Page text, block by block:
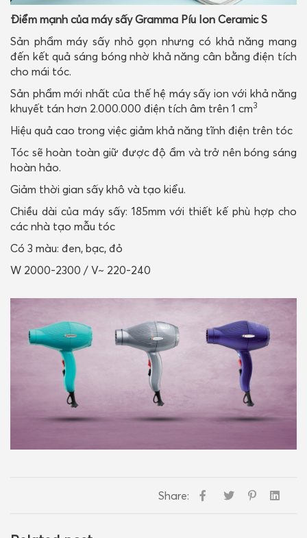
Điểm mạnh của máy sấy Gramma Píu Ion Ceramic S
Sản phẩm máy sấy nhỏ gọn nhưng có khả năng mang
đến kết quả sáng bóng nhờ khả năng cân bằng điện tích
cho mái tóc.
Sản phẩm mới nhất của thế hệ máy sấy ion với khả năng
khuyết tán hơn 2.000.000 điện tích âm trên 1 cm3
Hiệu quả cao trong việc giảm khả năng tĩnh điện trên tóc
Tóc sẽ hoàn toàn giữ được độ ẩm và trở nên bóng sáng
hoàn hảo.
Giảm thời gian sấy khô và tạo kiểu.
Chiều dài của máy sấy: 185mm với thiết kế phù hợp cho
các nhà tạo mẫu tóc
Có 3 màu: đen, bạc, đỏ
W 2000-2300 / V~ 220-240
Share: